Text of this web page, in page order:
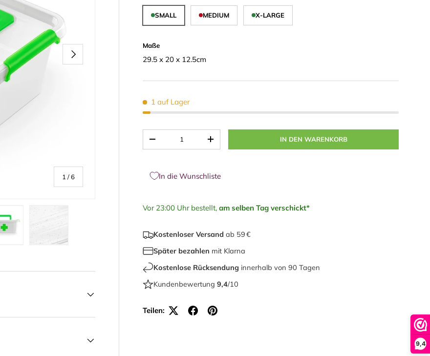
9,4
1 /von
6
NÄCHSTE
Bild 6 in Galerieansicht laden
SMALL MEDIUM X-LARGE
Maße
29.5 x 20 x 12.5cm
1 auf Lager
-
+ IN DEN WARENKORB
In die Wunschliste
Vor 23:00 Uhr bestellt,am selben Tag verschickt*
Kostenloser Versand ab 59 €
Später bezahlen mit Klarna
Kostenlose Rücksendung innerhalb von 90 Tagen
Kundenbewertung9,4/10
Teilen: